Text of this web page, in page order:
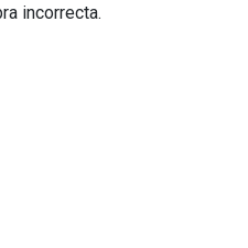
incorrecta.